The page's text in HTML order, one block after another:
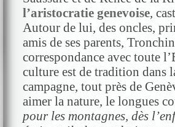
l’aristocratie genevoise,
Autour de lui, des oncles,
amis de ses parents,
correspondance avec toute
culture est de tradition dans
campagne, tout près de
aimer la nature, le longues
pour les montagnes, dès